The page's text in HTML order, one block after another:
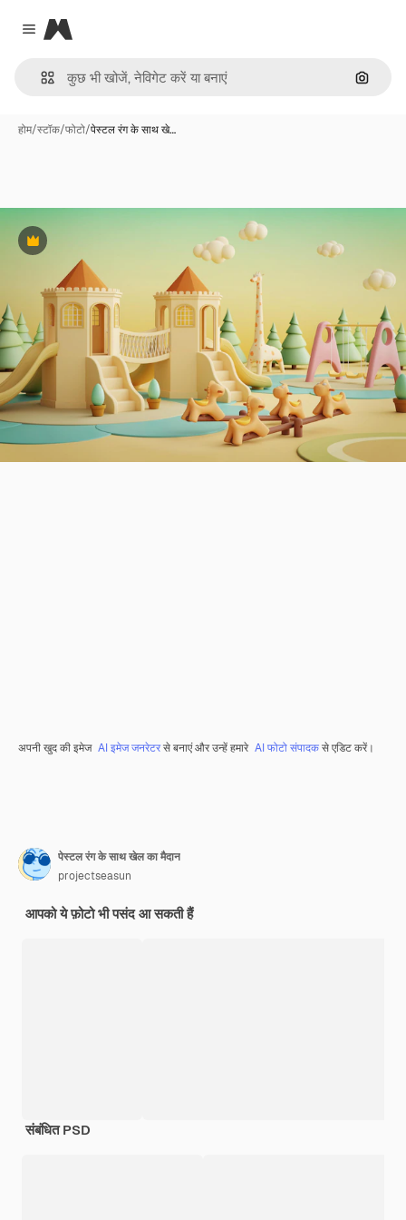
Close menu
Magnific
इमेज से
होम/स्टॉक/फोटो/पेस्टल रंग के साथ खे…
Premium
अपनी खुद की इमेज AI इमेज जनरेटरसे बनाएं और उन्हें हमारे AI फोटो संपादकसे एडिट करें।
पेस्टल रंग के साथ खेल का मैदान
projectseasun
आपको ये फ़ोटो भी पसंद आ सकती हैं
संबंधित PSD